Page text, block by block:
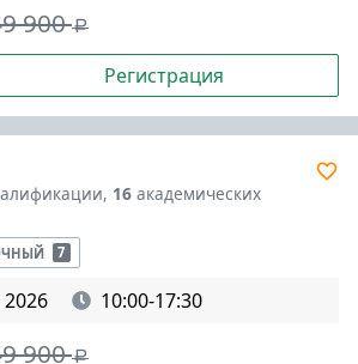
900
Регистрация
16 академических
7
10:00-17:30
900